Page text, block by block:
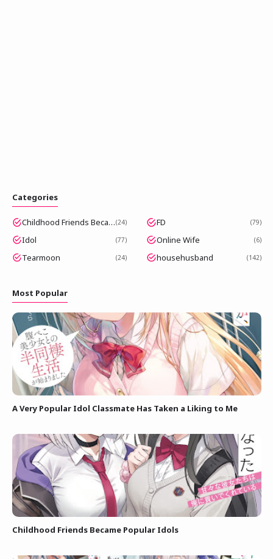
Categories
Childhood Friends Became Popular Idols 24 FD 79
Idol 77 Online Wife 6
Tearmoon 24 househusband 142
Most Popular
A Very Popular Idol Classmate Has Taken a Liking to Me
Childhood Friends Became Popular Idols